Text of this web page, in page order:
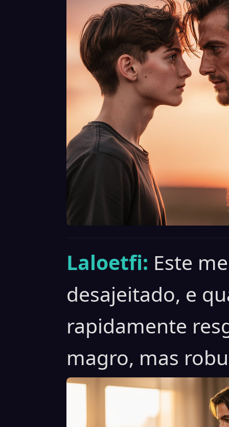
Laloetfi: Este
desajeitado, e
rapidamente
magro, mas